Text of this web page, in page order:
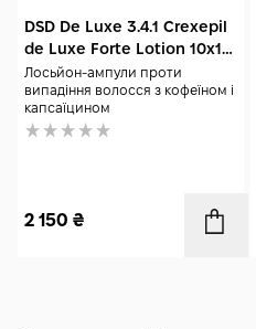
DSD De Luxe 3.4.1 Crexepil
de Luxe Forte Lotion 10x10
мл
Лосьйон-ампули проти
випадіння волосся з кофеїном і
капсаїцином
2 150 ₴